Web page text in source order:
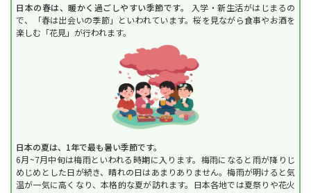
日本の春は、暖かく過ごしやすい季節です。
入学・新生活がはじまるの
で、「春は出会いの季節」といわれています。桜を見ながら食事やお酒を
楽しむ「花見」が行われます。
日本の夏は、1年で最も暑い季節です。
6月~7月中旬は梅雨といわれる時期に入ります。梅雨になると雨が降りじ
めじめとした日が続き、晴れの日はあまりありません。梅雨が明けると気
温が一気に高くなり、本格的な夏が訪れます。日本各地では夏祭りや花火